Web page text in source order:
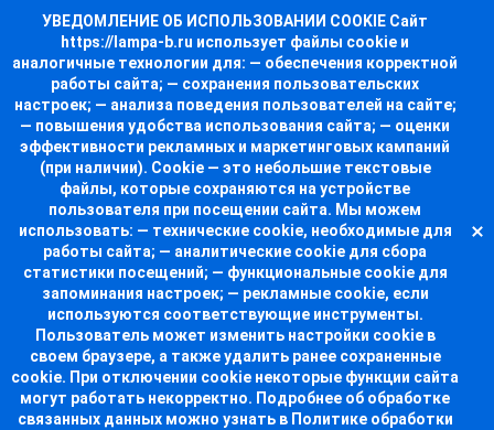
УВЕДОМЛЕНИЕ ОБ ИСПОЛЬЗОВАНИИ COOKIE Сайт
https://lampa-b.ru использует файлы cookie и
аналогичные технологии для: — обеспечения корректной
работы сайта; — сохранения пользовательских
настроек; — анализа поведения пользователей на сайте;
— повышения удобства использования сайта; — оценки
эффективности рекламных и маркетинговых кампаний
(при наличии). Cookie — это небольшие текстовые
файлы, которые сохраняются на устройстве
пользователя при посещении сайта. Мы можем
использовать: — технические cookie, необходимые для
работы сайта; — аналитические cookie для сбора
статистики посещений; — функциональные cookie для
запоминания настроек; — рекламные cookie, если
используются соответствующие инструменты.
Пользователь может изменить настройки cookie в
своем браузере, а также удалить ранее сохраненные
cookie. При отключении cookie некоторые функции сайта
могут работать некорректно. Подробнее об обработке
связанных данных можно узнать в Политике обработки